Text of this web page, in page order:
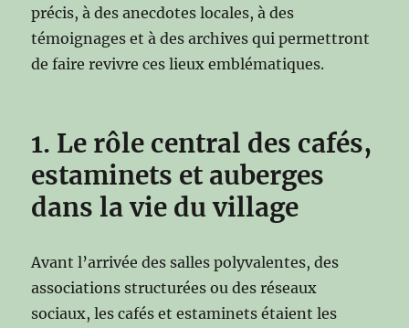
précis, à des anecdotes locales, à des
témoignages et à des archives qui permettront
de faire revivre ces lieux emblématiques.
1. Le rôle central des cafés,
estaminets et auberges
dans la vie du village
Avant l’arrivée des salles polyvalentes, des
associations structurées ou des réseaux
sociaux, les cafés et estaminets étaient les